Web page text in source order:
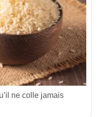
ne colle jamais